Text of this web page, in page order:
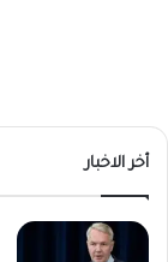
أخر الاخبار